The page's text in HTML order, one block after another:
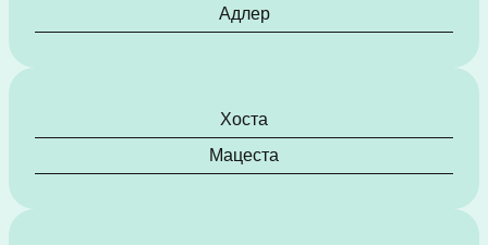
Адлер
Хоста
Мацеста